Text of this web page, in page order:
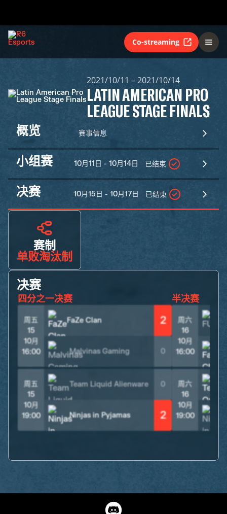
Co-streaming
2021/10/11 – 2021/10/14
LATIN AMERICAN PRO
LEAGUE STAGE FINALS
概览 赛事信息
小组赛 10月11日 - 10月14日 已结束
决赛 10月15日 - 10月17日 已结束
赛制
单败淘汰制
决赛
四分之一决赛
周五
15
10月
16:00
FaZe Clan 2
Malvinas Gaming 0
周五
15
10月
19:00
Team Liquid Alienware 0
Ninjas in Pyjamas 2
半决赛
周六
16
10月
16:00
周六
16
10月
19:00